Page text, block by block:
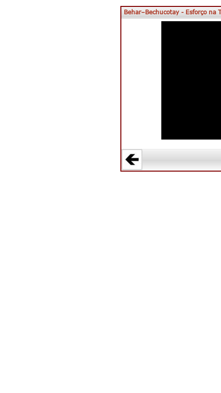
Behar–Bechucotay - Esforço na